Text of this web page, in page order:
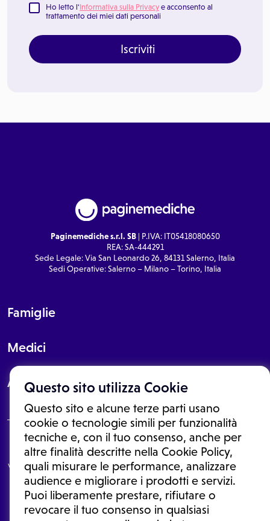
Questo sito utilizza Cookie
Questo sito e alcune terze parti usano
cookie o tecnologie simili per funzionalità
tecniche e, con il tuo consenso, anche per
altre finalità descritte nella Cookie Policy,
quali misurare le performance, analizzare
audience e migliorare i prodotti e servizi.
Puoi liberamente prestare, rifiutare o
revocare il tuo consenso in qualsiasi
Ho letto l'Informativa sulla Privacy e acconsento al
trattamento dei miei dati personali
Iscriviti
Paginemediche s.r.l. SB| P.IVA: IT05418080650
REA: SA-444291
Sede Legale: Via San Leonardo 26, 84131 Salerno, Italia
Sedi Operative: Salerno – Milano – Torino, Italia
Famiglie
Medici
About
Le informazioni proposte in questo sito non sono un consulto medico.
In nessun caso, queste informazioni sostituiscono un consulto, una
visita o una diagnosi formulata dal medico. Non si devono considerare
le informazioni disponibili come suggerimenti per la formulazione di
una diagnosi, la determinazione di un trattamento o l'assunzione o
sospensione di un farmaco senza prima consultare un medico di
medicina generale o uno specialista.